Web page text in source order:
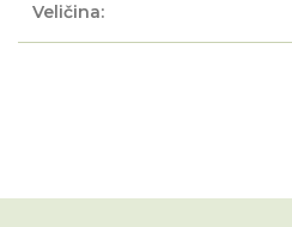
Veličina: